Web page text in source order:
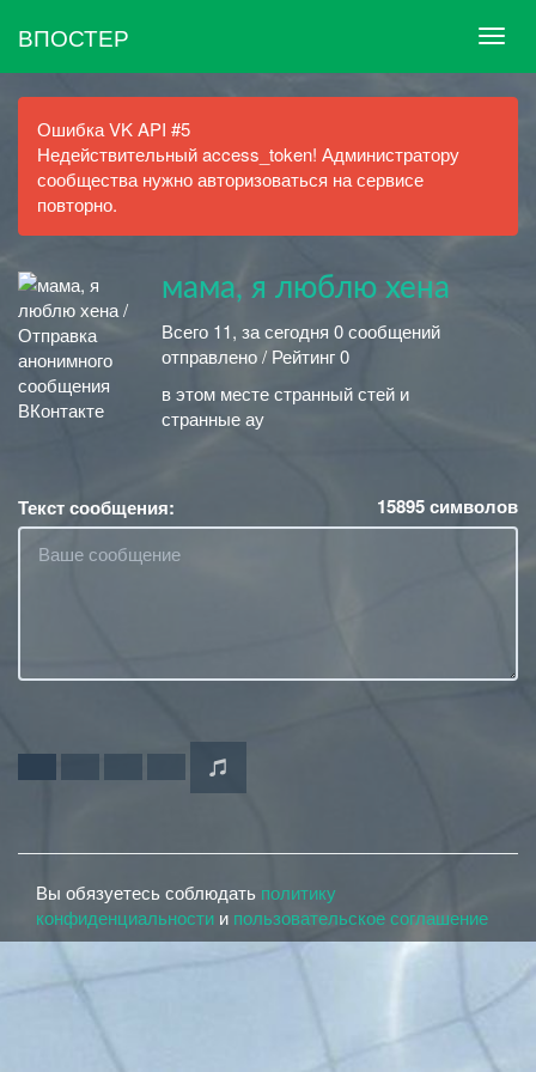
ВПОСТЕР
Ошибка VK API #5
Недействительный access_token! Администратору
сообщества нужно авторизоваться на сервисе
повторно.
мама, я люблю хена
Всего 11, за сегодня 0 сообщений
отправлено / Рейтинг 0
в этом месте странный стей и
странные ау
Текст сообщения: 15895символов
Вы обязуетесь соблюдать политику
конфиденциальности и пользовательское соглашение